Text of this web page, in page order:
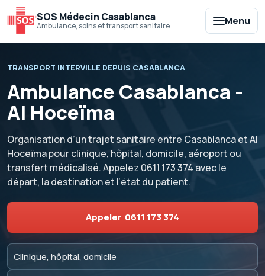
SOS Médecin Casablanca
Ambulance, soins et transport sanitaire Menu
TRANSPORT INTERVILLE DEPUIS CASABLANCA
Ambulance Casablanca -
Al Hoceïma
Organisation d’un trajet sanitaire entre Casablanca et Al
Hoceïma pour clinique, hôpital, domicile, aéroport ou
transfert médicalisé. Appelez 0611 173 374 avec le
départ, la destination et l’état du patient.
Appeler 0611 173 374
Clinique, hôpital, domicile